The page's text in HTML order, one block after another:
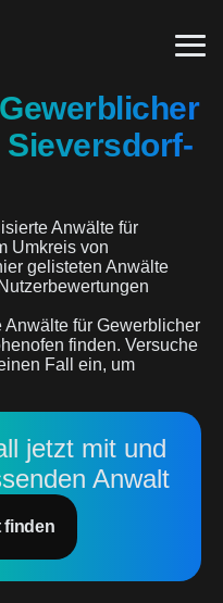
Anwälte für
Umkreis von
gelisteten Anwälte
für Gewerblicher
finden. Versuche
Fall ein, um
jetzt mit und
Anwalt
finden